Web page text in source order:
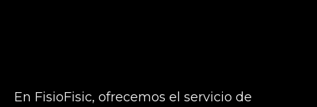
En FisioFisic, ofrecemos el servicio de